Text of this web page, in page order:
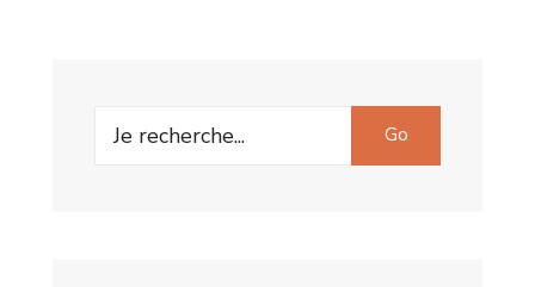
Search
Go